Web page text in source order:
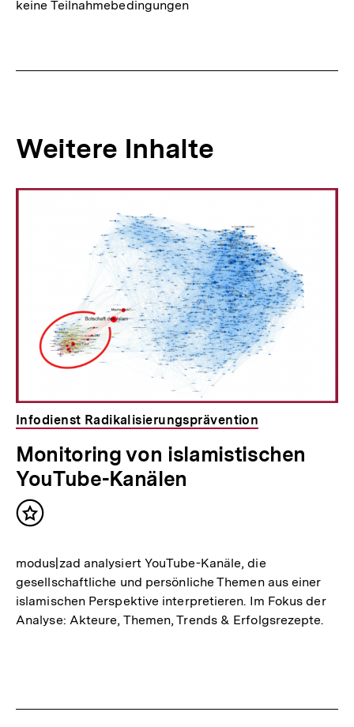
keine Teilnahmebedingungen
Weitere Inhalte
Infodienst Radikalisierungsprävention
Monitoring von islamistischen
YouTube-Kanälen
Inhalt
modus|zad analysiert YouTube-Kanäle, die
gesellschaftliche und persönliche Themen aus einer
islamischen Perspektive interpretieren. Im Fokus der
Analyse: Akteure, Themen, Trends & Erfolgsrezepte.